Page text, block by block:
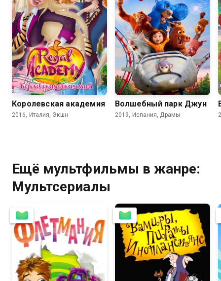
8.0 6.2
Королевская академия
2016, Италия, Экшн
6.8 5.9
Волшебный парк Джун
2019, Испания, Драмы
Ещё мультфильмы в жанре:
Мультсериалы